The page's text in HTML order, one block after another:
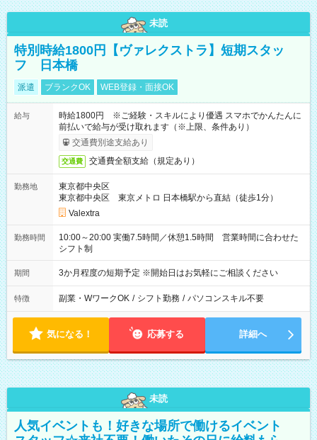
未読
特別時給1800円【ヴァレクストラ】短期スタッ
フ 日本橋
派遣 ブランクOK WEB登録・面接OK
給与
時給1800円 ※ご経験・スキルにより優遇 スマホでかんたんに
前払いで給与が受け取れます（※上限、条件あり）
交通費別途支給あり
交通費 交通費全額支給（規定あり）
勤務地
東京都中央区
東京都中央区 東京メトロ 日本橋駅から直結（徒歩1分）
Valextra
勤務時間
10:00～20:00 実働7.5時間／休憩1.5時間 営業時間に合わせた
シフト制
期間 3か月程度の短期予定 ※開始日はお気軽にご相談ください
特徴 副業・WワークOK / シフト勤務 / パソコンスキル不要
気になる！ 応募する 詳細へ
未読
人気イベントも！好きな場所で働けるイベント